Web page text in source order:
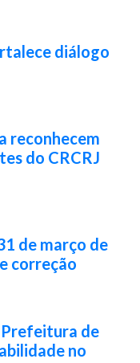
diálogo
reconhecem
do CRCRJ
de março de
correção
Prefeitura de
no